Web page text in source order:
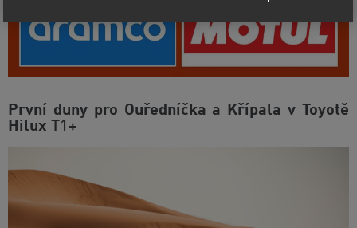
První duny pro Ouředníčka a Křípala v Toyotě
Hilux T1+